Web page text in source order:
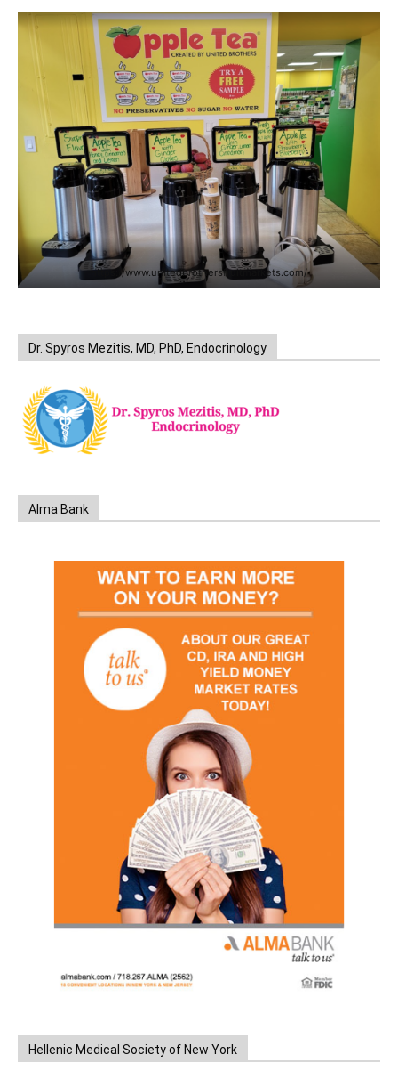
https://www.unitedbrothersfruitmarkets.com/
Dr. Spyros Mezitis, MD, PhD, Endocrinology
Alma Bank
Hellenic Medical Society of New York